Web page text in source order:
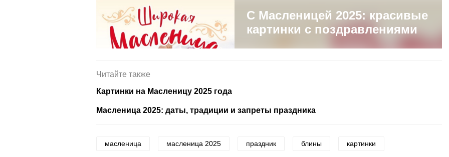
С Масленицей 2025: красивые
картинки с поздравлениями
Читайте также
Картинки на Масленицу 2025 года
Масленица 2025: даты, традиции и запреты праздника
масленица масленица 2025 праздник блины картинки